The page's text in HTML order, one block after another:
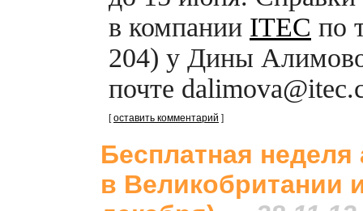
в компании ITEC по
204) у Дины
почте
[оставить комментарий ]
Бесплатная неделя
в Великобритании